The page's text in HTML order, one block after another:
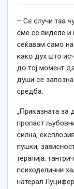
– Се случи таа
сме се виделе и
сеќавам само
како дух што
до тој момент
души се
средба.
„Приказната за
пропаст
силна,
пушки,
терапија,
психоделични
натерал